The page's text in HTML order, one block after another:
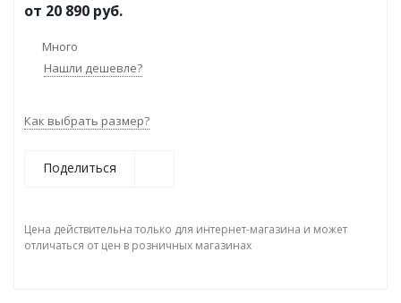
от 20 890 руб.
Много
Нашли дешевле?
Как выбрать размер?
Поделиться
Цена действительна только для интернет-магазина и может
отличаться от цен в розничных магазинах